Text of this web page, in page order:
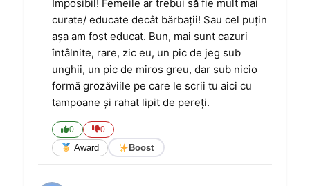
Imposibil! Femeile ar trebui să fie mult mai
curate/ educate decât bărbații! Sau cel puțin
așa am fost educat. Bun, mai sunt cazuri
întâlnite, rare, zic eu, un pic de jeg sub
unghii, un pic de miros greu, dar sub nicio
formă grozăviile pe care le scrii tu aici cu
tampoane și rahat lipit de pereți.
0 0
Award Boost